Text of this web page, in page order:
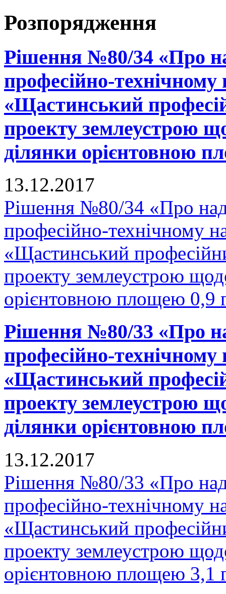
Розпорядження
Рішення №80/34 «Про
професійно-
«Щастинський
проекту землеустрою
ділянки орієнтовною
13.12.2017
Рішення №80/34 «Про
професійно-технічному
«Щастинський
проекту землеустрою
орієнтовною площею 0,9
Рішення №80/33 «Про
професійно-
«Щастинський
проекту землеустрою
ділянки орієнтовною
13.12.2017
Рішення №80/33 «Про
професійно-технічному
«Щастинський
проекту землеустрою
орієнтовною площею 3,1